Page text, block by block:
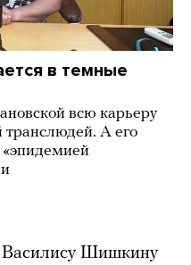
в темные
всю карьеру
транслюдей. А его
«эпидемией
Василису Шишкину